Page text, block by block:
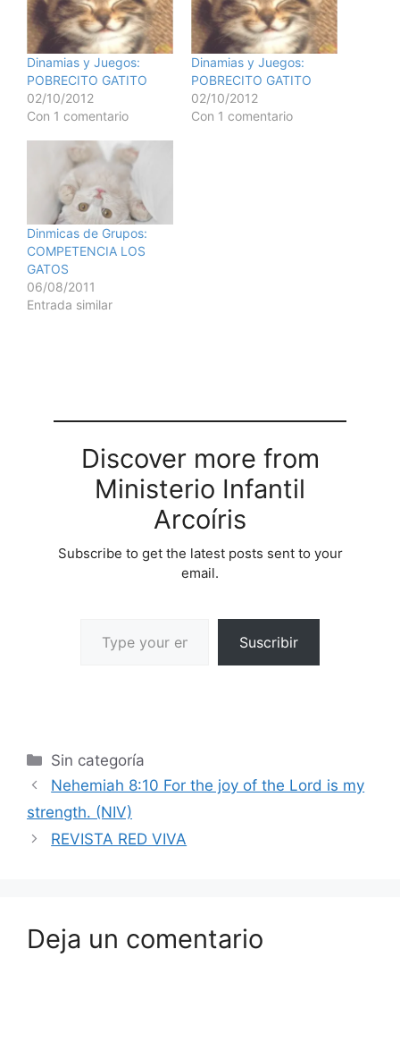
Dinamias y Juegos:
POBRECITO GATITO
02/10/2012
Con 1 comentario
Dinamias y Juegos:
POBRECITO GATITO
02/10/2012
Con 1 comentario
Dinmicas de Grupos:
COMPETENCIA LOS
GATOS
06/08/2011
Entrada similar
Discover more from
Ministerio Infantil
Arcoíris
Subscribe to get the latest posts sent to your
email.
Suscribir
Sin categoría
Nehemiah 8:10 For the joy of the Lord is my
strength. (NIV)
REVISTA RED VIVA
Deja un comentario